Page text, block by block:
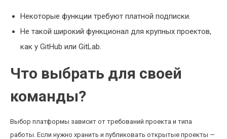
Некоторые функции требуют платной подписки.
Не такой широкий функционал для крупных проектов,
как у GitHub или GitLab.
Что выбрать для своей
команды?
Выбор платформы зависит от требований проекта и типа
работы. Если нужно хранить и публиковать открытые проекты —